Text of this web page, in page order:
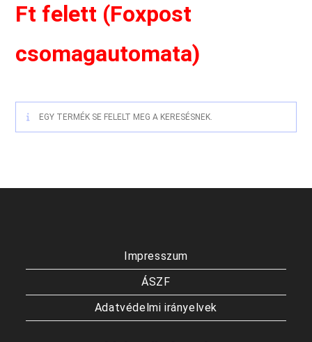
Ft felett (Foxpost
csomagautomata)
EGY TERMÉK SE FELELT MEG A KERESÉSNEK.
Impresszum
ÁSZF
Adatvédelmi irányelvek